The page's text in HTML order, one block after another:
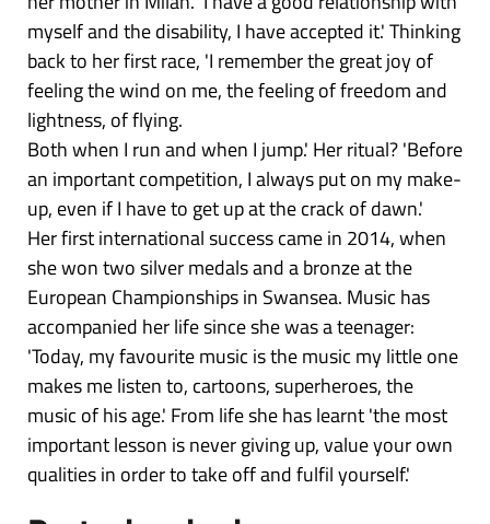
myself and the disability, I have accepted it.' Thinking
back to her first race, 'I remember the great joy of
feeling the wind on me, the feeling of freedom and
lightness, of flying.
Both when I run and when I jump.' Her ritual? 'Before
an important competition, I always put on my make-
up, even if I have to get up at the crack of dawn.'
Her first international success came in 2014, when
she won two silver medals and a bronze at the
European Championships in Swansea. Music has
accompanied her life since she was a teenager:
'Today, my favourite music is the music my little one
makes me listen to, cartoons, superheroes, the
music of his age.' From life she has learnt 'the most
important lesson is never giving up, value your own
qualities in order to take off and fulfil yourself.'